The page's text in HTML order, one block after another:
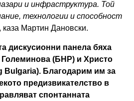
и инфраструктура. Той
технологии и способност
каза Мартин Дановски.
дискусионни панела бяха
(БНР) и Христо
Bulgaria). Благодарим им за
предизвикателство в
спонтанната